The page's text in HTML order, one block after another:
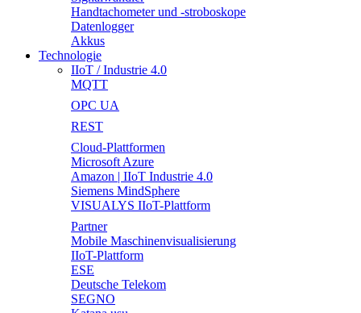
Handtachometer und -stroboskope
Datenlogger
Akkus
Technologie
IIoT / Industrie 4.0
MQTT
OPC UA
REST
Cloud-Plattformen
Microsoft Azure
Amazon | IIoT Industrie 4.0
Siemens MindSphere
VISUALYS IIoT-Plattform
Partner
Mobile Maschinenvisualisierung
IIoT-Plattform
ESE
Deutsche Telekom
SEGNO